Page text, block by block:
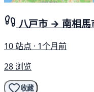
八戸市 → 南相馬
10 站点 · 1个月前
28 浏览
收藏